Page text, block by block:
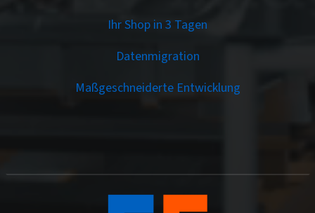
Ihr Shop in 3 Tagen
Datenmigration
Maßgeschneiderte Entwicklung